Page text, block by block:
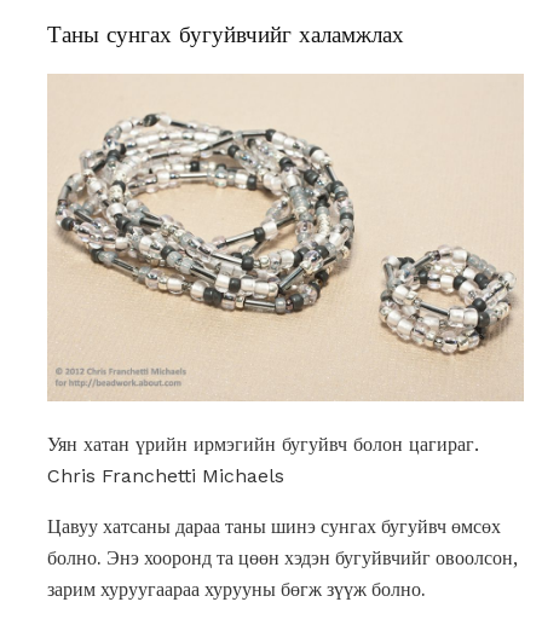
Таны сунгах бугуйвчийг халамжлах
Уян хатан үрийн ирмэгийн бугуйвч болон цагираг.
Chris Franchetti Michaels
Цавуу хатсаны дараа таны шинэ сунгах бугуйвч өмсөх
болно. Энэ хооронд та цөөн хэдэн бугуйвчийг овоолсон,
зарим хуруугаараа хурууны бөгж зүүж болно.